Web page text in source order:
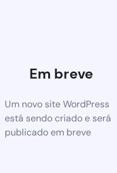
Em breve
Um novo site WordPress
está sendo criado e será
publicado em breve